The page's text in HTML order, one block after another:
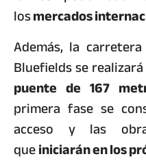
losmercados
Además, la
Bluefields se
puente de 167
primera fase se
acceso y las
queiniciarán en los